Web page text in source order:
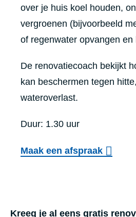
over je huis koel houden,
vergroenen (bijvoorbeeld
of regenwater opvangen en
De renovatiecoach bekijkt
kan beschermen tegen
wateroverlast.
Duur: 1.30 uur
Maak een afspraak
Kreeg je al eens gratis